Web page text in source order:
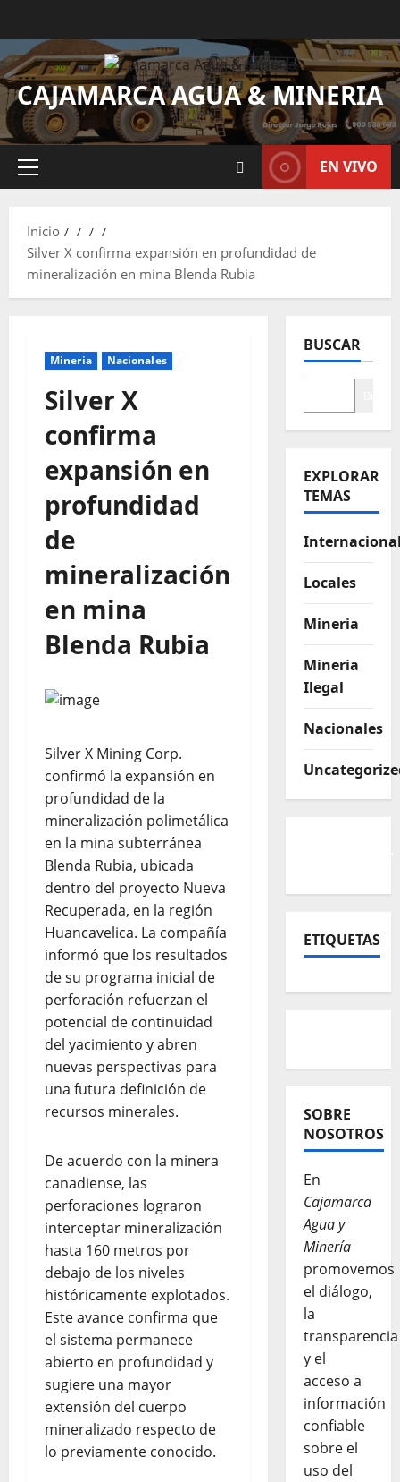
CAJAMARCA AGUA & MINERIA
EN VIVO
Inicio
Silver X confirma expansión en profundidad de
mineralización en mina Blenda Rubia
Mineria Nacionales
Silver X
confirma
expansión en
profundidad
de
mineralización
en mina
Blenda Rubia
Silver X Mining Corp.
confirmó la expansión en
profundidad de la
mineralización polimetálica
en la mina subterránea
Blenda Rubia, ubicada
dentro del proyecto Nueva
Recuperada, en la región
Huancavelica. La compañía
informó que los resultados
de su programa inicial de
perforación refuerzan el
potencial de continuidad
del yacimiento y abren
nuevas perspectivas para
una futura definición de
recursos minerales.
De acuerdo con la minera
canadiense, las
perforaciones lograron
interceptar mineralización
hasta 160 metros por
debajo de los niveles
históricamente explotados.
Este avance confirma que
el sistema permanece
abierto en profundidad y
sugiere una mayor
extensión del cuerpo
mineralizado respecto de
lo previamente conocido.
BUSCAR
EXPLORAR
TEMAS
Locales
Mineria
Mineria
Ilegal
Nacionales
ETIQUETAS
SOBRE
NOSOTROS
En
Cajamarca
Agua y
Minería
promovemos
el diálogo,
la
transparencia
y el
acceso a
información
confiable
sobre el
uso del